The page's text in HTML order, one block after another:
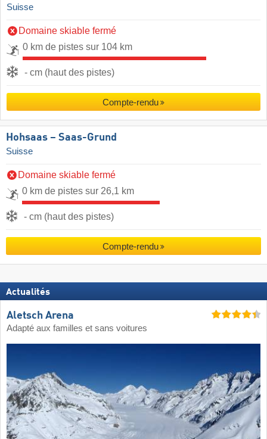
Suisse
Domaine skiable fermé
0 km de pistes sur 104 km
- cm (haut des pistes)
Compte-rendu
Hohsaas – Saas-Grund
Suisse
Domaine skiable fermé
0 km de pistes sur 26,1 km
- cm (haut des pistes)
Compte-rendu
Actualités
Aletsch Arena
Adapté aux familles et sans voitures